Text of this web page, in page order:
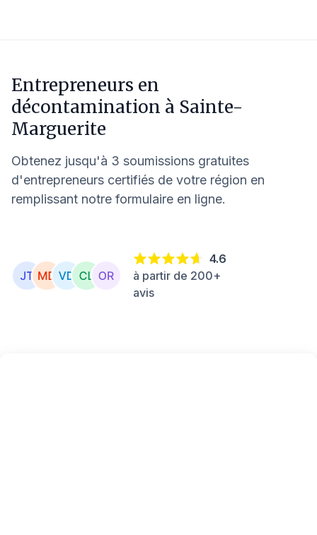
Entrepreneurs en
décontamination à Sainte-
Marguerite
Obtenez jusqu'à 3 soumissions gratuites
d'entrepreneurs certifiés de votre région en
remplissant notre formulaire en ligne.
4.6
à partir de 200+
avis